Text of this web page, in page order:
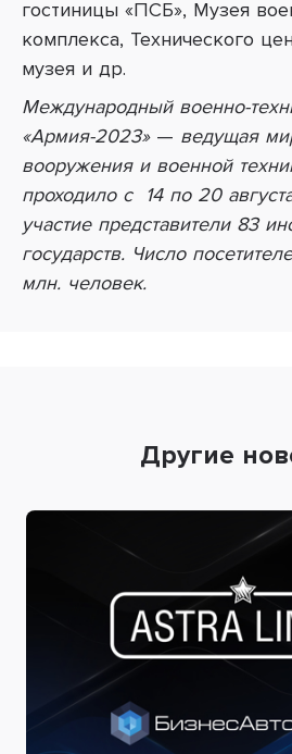
гостиницы «ПСБ», Музея
комплекса, Технического
музея и др.
Международный военно-
«Армия-2023» — ведущая
вооружения и военной
проходило с 14 по 20
участие представители 83
государств. Число
млн. человек.
Другие